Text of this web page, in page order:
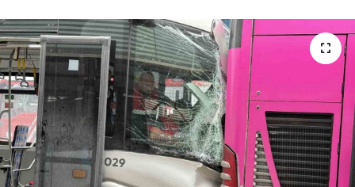
ÇEVRE
İLÇELER
RESMİ İLANLAR
KÜLTÜR